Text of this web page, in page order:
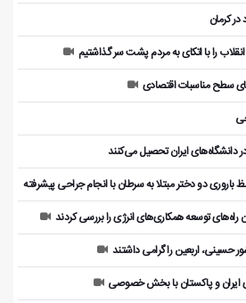
را با اتکای به مردم پشت سر گذاشتیم
سطح مناسبات اقتصادی
دو دختر مبتلا به سرطان با انجام جراحی پیشرفته
توسعه همکاری‌های انرژی را بررسی کردند
حسینی، اربعین را گرامی داشتند
ایران و پاکستان با بخش خصوصی